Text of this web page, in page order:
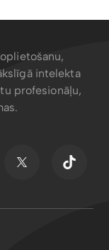
intelekta
profesionāļu,